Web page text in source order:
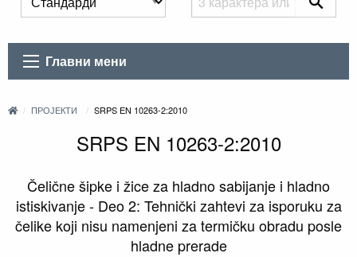
Главни мени
ПРОЈЕКТИ SRPS EN 10263-2:2010
SRPS EN 10263-2:2010
Čelične šipke i žice za hladno sabijanje i hladno
istiskivanje - Deo 2: Tehnički zahtevi za isporuku za
čelike koji nisu namenjeni za termičku obradu posle
hladne prerade